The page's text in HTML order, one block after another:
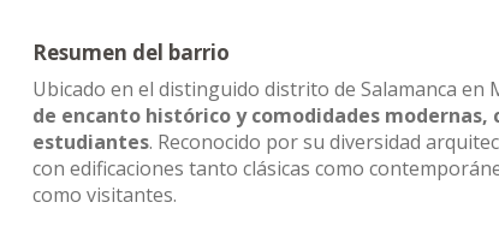
Resumen del barrio
Ubicado en el distinguido distrito de Salamanca en
de encanto histórico y comodidades
estudiantes. Reconocido por su diversidad
con edificaciones tanto clásicas como
como visitantes.